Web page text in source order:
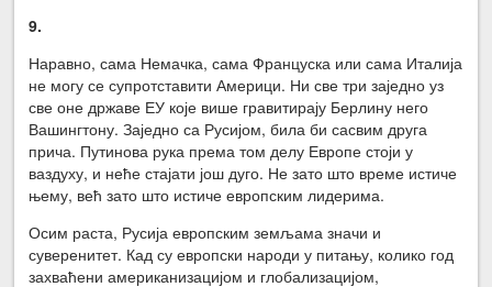
9.
Наравно, сама Немачка, сама Француска или сама Италија
не могу се супротставити Америци. Ни све три заједно уз
све оне државе ЕУ које више гравитирају Берлину него
Вашингтону. Заједно са Русијом, била би сасвим друга
прича. Путинова рука према том делу Европе стоји у
ваздуху, и неће стајати још дуго. Не зато што време истиче
њему, већ зато што истиче европским лидерима.
Осим раста, Русија европским земљама значи и
суверенитет. Кад су европски народи у питању, колико год
захваћени американизацијом и глобализацијом,